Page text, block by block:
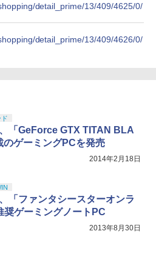
イドルクラブ Bloom Garden Part
detail_prime/13/409/4625/0/
detail_prime/13/409/4626/0/
、「GeForce GTX TITAN BLA
のゲーミングPCを発売
2014年2月18日
「ファンタシースターオンラ
奨ゲーミングノートPC
2013年8月30日